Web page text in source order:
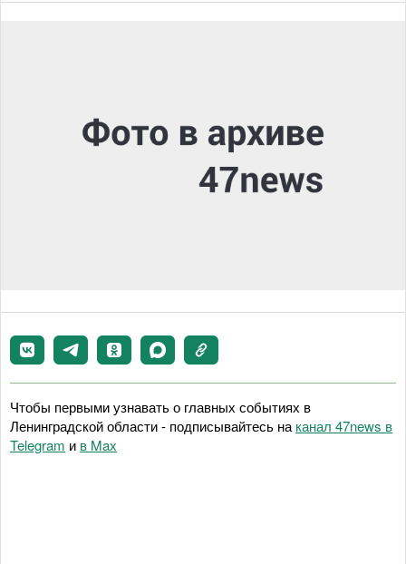
Чтобы первыми узнавать о главных событиях в
Ленинградской области - подписывайтесь наканал 47news в
Telegram и в Maх